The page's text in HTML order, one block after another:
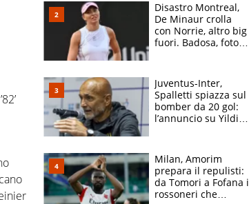
Disastro Montreal,
De Minaur crolla
con Norrie, altro big
fuori. Badosa, foto
Juventus-Inter,
Spalletti spiazza sul
bomber da 20 gol:
l’annuncio su Yildiz
Milan, Amorim
prepara il repulisti:
da Tomori a Fofana i
rossoneri che